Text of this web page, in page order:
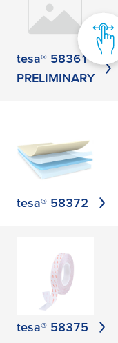
tesa® 58361
PRELIMINARY
tesa® 58372
tesa® 58375